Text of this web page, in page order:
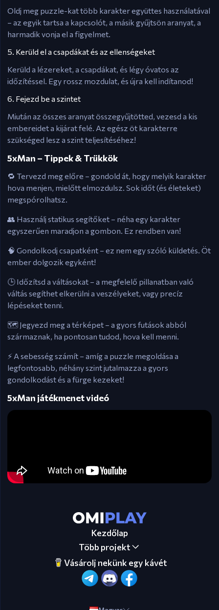
Oldj meg puzzle-kat több karakter együttes használatával
– az egyik tartsa a kapcsolót, a másik gyűjtsön aranyat, a
harmadik vonja el a figyelmet.
5. Kerüld el a csapdákat és az ellenségeket
Kerüld a lézereket, a csapdákat, és légy óvatos az
időzítéssel. Egy rossz mozdulat, és újra kell indítanod!
6. Fejezd be a szintet
Miután az összes aranyat összegyűjtötted, vezesd a kis
embereidet a kijárat felé. Az egész öt karakterre
szükséged lesz a szint teljesítéséhez!
5xMan – Tippek & Trükkök
🔁 Tervezd meg előre – gondold át, hogy melyik karakter
hova menjen, mielőtt elmozdulsz. Sok időt (és életeket)
megspórolhatsz.
👥 Használj statikus segítőket – néha egy karakter
egyszerűen maradjon a gombon. Ez rendben van!
🧠 Gondolkodj csapatként – ez nem egy szóló küldetés. Öt
ember dolgozik egyként!
🕒 Időzítsd a váltásokat – a megfelelő pillanatban való
váltás segíthet elkerülni a veszélyeket, vagy precíz
lépéseket tenni.
🗺️ Jegyezd meg a térképet – a gyors futások abból
származnak, ha pontosan tudod, hova kell menni.
⚡ A sebesség számít – amíg a puzzle megoldása a
legfontosabb, néhány szint jutalmazza a gyors
gondolkodást és a fürge kezeket!
5xMan játékmenet videó
Kezdőlap
Több projekt
Vásárolj nekünk egy kávét